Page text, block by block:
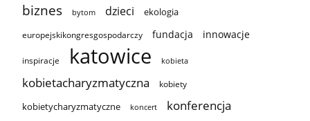
biznes bytom dzieci ekologia
europejskikongresgospodarczy fundacja innowacje
inspiracje katowice kobieta
kobietacharyzmatyczna kobiety
kobietycharyzmatyczne koncert konferencja